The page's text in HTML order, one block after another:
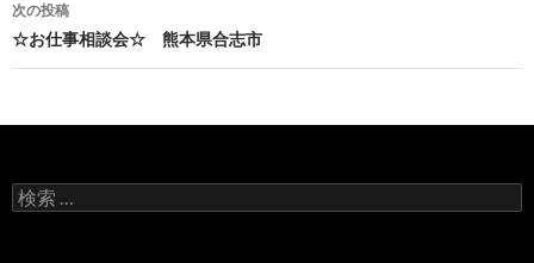
次の投稿
☆お仕事相談会☆ 熊本県合志市
検索: